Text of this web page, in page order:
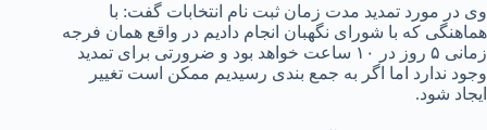
وی در مورد تمدید مدت زمان ثبت نام انتخابات گفت: با
هماهنگی که با شورای نگهبان انجام دادیم در واقع همان فرجه
زمانی ۵ روز در ۱۰ ساعت خواهد بود و ضرورتی برای تمدید
وجود ندارد اما اگر به جمع بندی رسیدیم ممکن است تغییر
ایجاد شود.